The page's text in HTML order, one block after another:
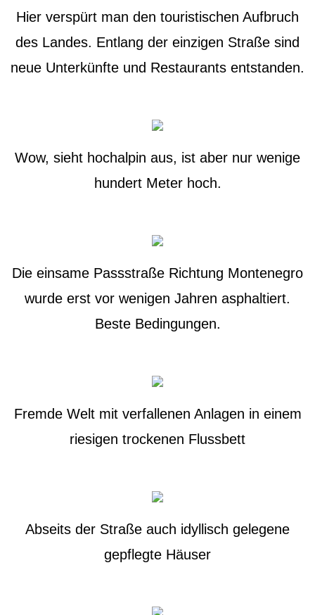
Hier verspürt man den touristischen Aufbruch
des Landes. Entlang der einzigen Straße sind
neue Unterkünfte und Restaurants entstanden.
Wow, sieht hochalpin aus, ist aber nur wenige
hundert Meter hoch.
Die einsame Passstraße Richtung Montenegro
wurde erst vor wenigen Jahren asphaltiert.
Beste Bedingungen.
Fremde Welt mit verfallenen Anlagen in einem
riesigen trockenen Flussbett
Abseits der Straße auch idyllisch gelegene
gepflegte Häuser